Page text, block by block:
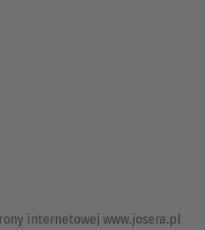
internetowej www.josera.pl